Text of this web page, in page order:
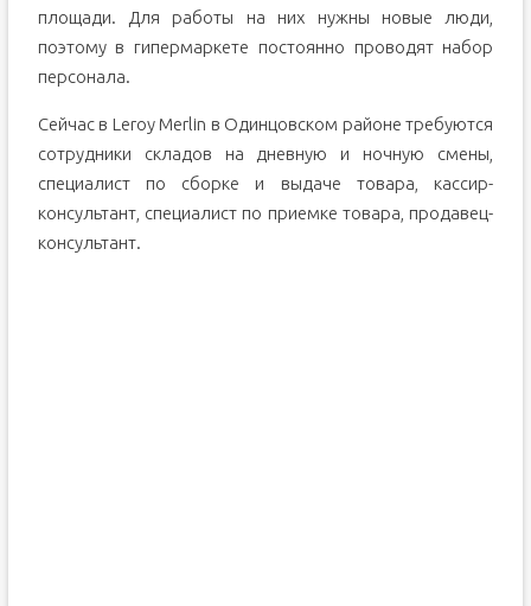
площади. Для работы на них нужны новые люди,
поэтому в гипермаркете постоянно проводят набор
персонала.
Сейчас в Leroy Merlin в Одинцовском районе требуются
сотрудники складов на дневную и ночную смены,
специалист по сборке и выдаче товара, кассир-
консультант, специалист по приемке товара, продавец-
консультант.